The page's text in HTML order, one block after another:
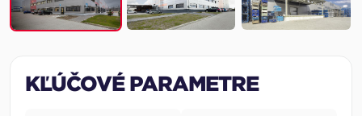
KĽÚČOVÉ PARAMETRE